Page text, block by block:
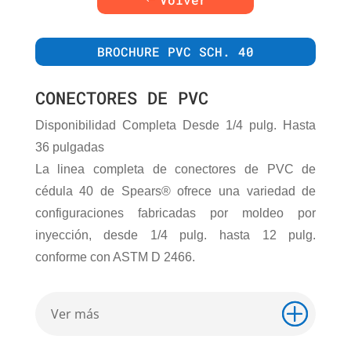
BROCHURE PVC SCH. 40
CONECTORES DE PVC
Disponibilidad Completa Desde 1/4 pulg. Hasta
36 pulgadas
La linea completa de conectores de PVC de
cédula 40 de Spears® ofrece una variedad de
configuraciones fabricadas por moldeo por
inyección, desde 1/4 pulg. hasta 12 pulg.
conforme con ASTM D 2466.
Ver más